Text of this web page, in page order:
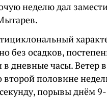
неделю дал
без осадков,
дневные часы. Ветер
половине
порывы днём